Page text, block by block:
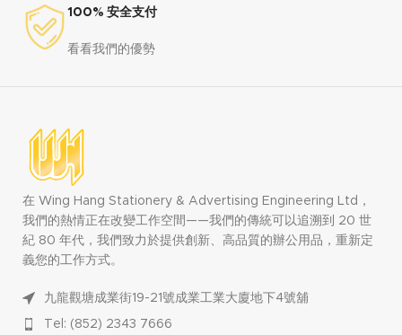
100% 安全支付
看看我們的優勢
在 Wing Hang Stationery & Advertising Engineering Ltd，
我們的熱情正在改變工作空間——我們的傳統可以追溯到 20 世
紀 80 年代，我們致力於提供創新、高品質的辦公用品，重新定
義您的工作方式。
九龍觀塘成業街19-21號成業工業大廈地下4號舖
Tel: (852) 2343 7666